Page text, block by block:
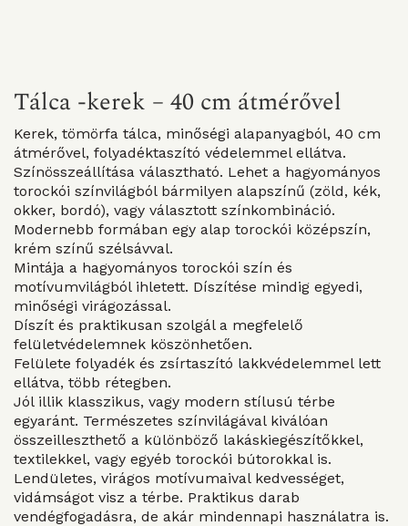
Tálca -kerek – 40 cm átmérővel
Kerek, tömörfa tálca, minőségi alapanyagból, 40 cm
átmérővel, folyadéktaszító védelemmel ellátva.
Színösszeállítása választható. Lehet a hagyományos
torockói színvilágból bármilyen alapszínű (zöld, kék,
okker, bordó), vagy választott színkombináció.
Modernebb formában egy alap torockói középszín,
krém színű szélsávval.
Mintája a hagyományos torockói szín és
motívumvilágból ihletett. Díszítése mindig egyedi,
minőségi virágozással.
Díszít és praktikusan szolgál a megfelelő
felületvédelemnek köszönhetően.
Felülete folyadék és zsírtaszító lakkvédelemmel lett
ellátva, több rétegben.
Jól illik klasszikus, vagy modern stílusú térbe
egyaránt. Természetes színvilágával kiválóan
összeilleszthető a különböző lakáskiegészítőkkel,
textilekkel, vagy egyéb torockói bútorokkal is.
Lendületes, virágos motívumaival kedvességet,
vidámságot visz a térbe. Praktikus darab
vendégfogadásra, de akár mindennapi használatra is.